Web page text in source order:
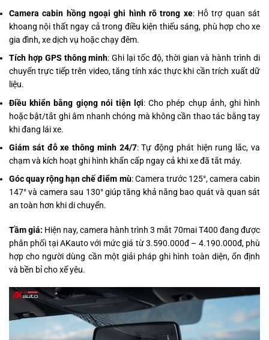
Camera cabin hồng ngoại ghi hình rõ trong xe: Hỗ trợ quan sát
khoang nội thất ngay cả trong điều kiện thiếu sáng, phù hợp cho xe
gia đình, xe dịch vụ hoặc chạy đêm.
Tích hợp GPS thông minh: Ghi lại tốc độ, thời gian và hành trình di
chuyển trực tiếp trên video, tăng tính xác thực khi cần trích xuất dữ
liệu.
Điều khiển bằng giọng nói tiện lợi: Cho phép chụp ảnh, ghi hình
hoặc bật/tắt ghi âm nhanh chóng mà không cần thao tác bằng tay
khi đang lái xe.
Giám sát đỗ xe thông minh 24/7: Tự động phát hiện rung lắc, va
chạm và kích hoạt ghi hình khẩn cấp ngay cả khi xe đã tắt máy.
Góc quay rộng hạn chế điểm mù: Camera trước 125°, camera cabin
147° và camera sau 130° giúp tăng khả năng bao quát và quan sát
an toàn hơn khi di chuyển.
Tầm giá: Hiện nay, camera hành trình 3 mắt 70mai T400 đang được
phân phối tại AKauto với mức giá từ 3.590.000đ – 4.190.000đ, phù
hợp cho người dùng cần một giải pháp ghi hình toàn diện, ổn định
và bền bỉ cho xế yêu.